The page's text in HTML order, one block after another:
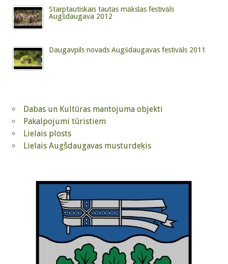
Starptautiskais tautas mākslas festivāls
Augšdaugava 2012
Daugavpils novads Augšdaugavas festivāls 2011
Dabas un Kultūras mantojuma objekti
Pakalpojumi tūristiem
Lielais plosts
Lielais Augšdaugavas musturdeķis